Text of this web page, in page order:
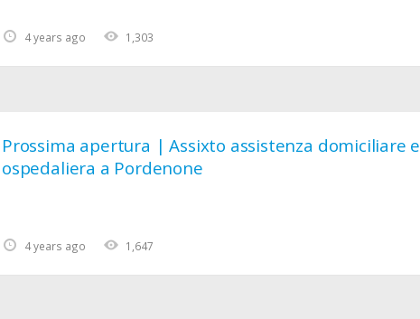
4 years ago 1,303
4 years ago 1,647
Prossima apertura | Assixto assistenza domiciliare e
ospedaliera a Pordenone